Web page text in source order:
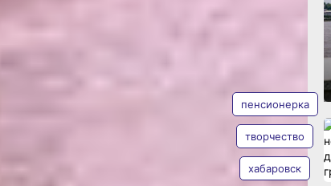
пенсионерка
творчество
хабаровск